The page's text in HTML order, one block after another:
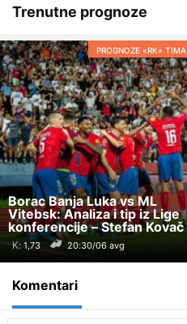
Trenutne prognoze
PROGNOZE «RK» TIMA
Borac Banja Luka vs ML
Vitebsk: Analiza i tip iz Lige
konferencije – Stefan Kovač
K: 20:30/06 avg
Komentari